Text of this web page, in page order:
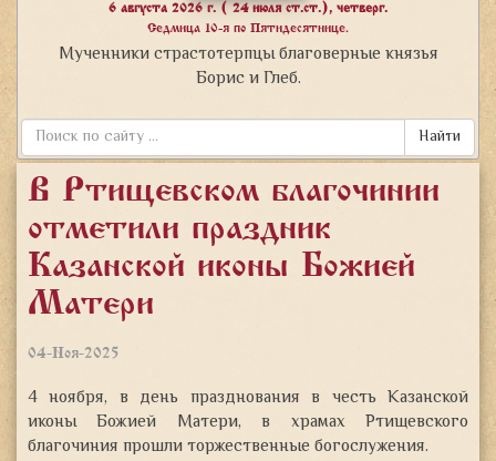
6 августа 2026 г. ( 24 июля ст.ст.), четверг.
Седмица 10-я по Пятидесятнице.
Мученники страстотерпцы благоверные князья
Борис и Глеб.
Найти
В Ртищевском благочинии
отметили праздник
Казанской иконы Божией
Матери
04-Ноя-2025
4 ноября, в день празднования в честь Казанской
иконы Божией Матери, в храмах Ртищевского
благочиния прошли торжественные богослужения.